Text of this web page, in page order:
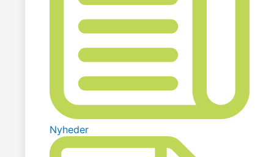
Nyheder